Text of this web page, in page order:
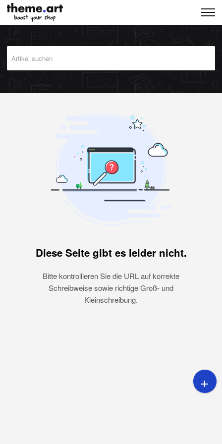
Diese Seite gibt es leider nicht.
Bitte kontrollieren Sie die URL auf korrekte
Schreibweise sowie richtige Groß- und
Kleinschreibung.